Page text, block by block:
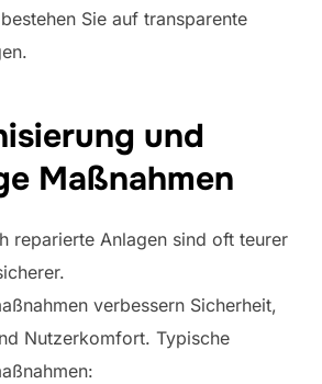
Sie auf transparente
und
Maßnahmen
reparierte Anlagen sind oft teurer
verbessern Sicherheit,
Nutzerkomfort. Typische